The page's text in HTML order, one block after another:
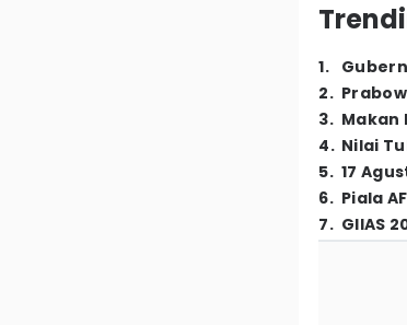
1.
2.
3. Makan
4. Nilai
5. 17
6. Piala
7. GIIAS